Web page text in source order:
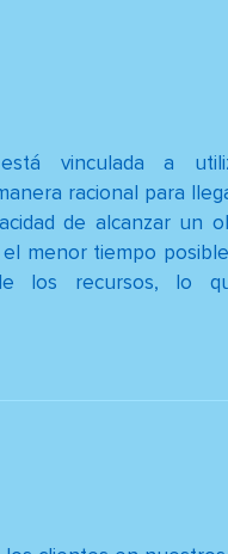
vinculada a
racional para
de alcanzar un
menor tiempo
los recursos, lo